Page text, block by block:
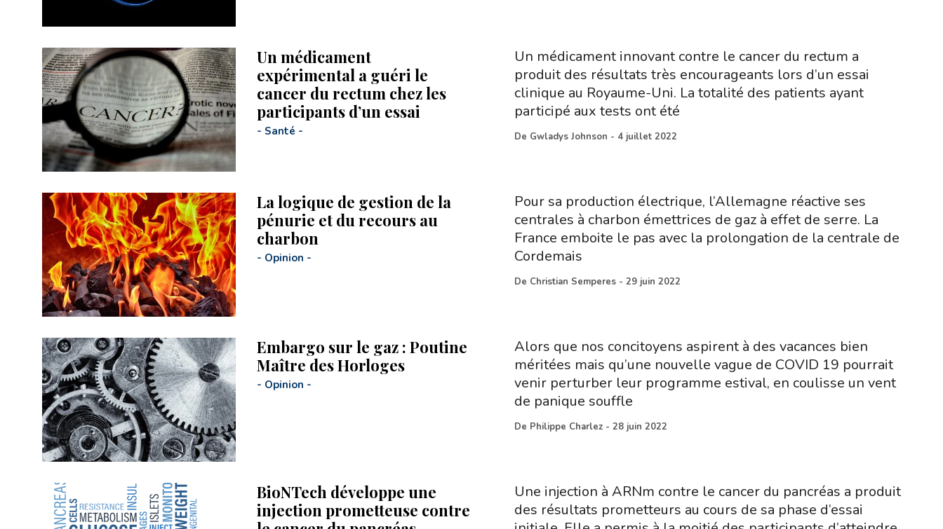
Un médicament
expérimental a guéri le
cancer du rectum chez les
participants d’un essai
- Santé -
Un médicament innovant contre le cancer du rectum a
produit des résultats très encourageants lors d’un essai
clinique au Royaume-Uni. La totalité des patients ayant
participé aux tests ont été
De Gwladys Johnson - 4 juillet 2022
La logique de gestion de la
pénurie et du recours au
charbon
- Opinion -
Pour sa production électrique, l’Allemagne réactive ses
centrales à charbon émettrices de gaz à effet de serre. La
France emboite le pas avec la prolongation de la centrale de
Cordemais
De Christian Semperes - 29 juin 2022
Embargo sur le gaz : Poutine
Maître des Horloges
- Opinion -
Alors que nos concitoyens aspirent à des vacances bien
méritées mais qu’une nouvelle vague de COVID 19 pourrait
venir perturber leur programme estival, en coulisse un vent
de panique souffle
De Philippe Charlez - 28 juin 2022
BioNTech développe une
injection prometteuse contre
Une injection à ARNm contre le cancer du pancréas a produit
des résultats prometteurs au cours de sa phase d’essai